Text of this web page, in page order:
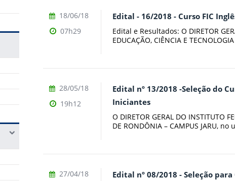
Edital - 16/2018 - Curso FIC
Edital e Resultados: O DIRETOR
EDUCAÇÃO, CIÊNCIA E
18/06/18
07h29
Edital nº 13/2018 -Seleção do
Iniciantes
O DIRETOR GERAL DO INSTITUTO
DE RONDÔNIA – CAMPUS JARU,
28/05/18
19h12
Edital nº 08/2018 - Seleção
27/04/18